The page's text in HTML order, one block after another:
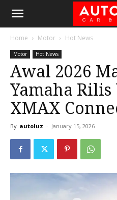
Home Motor Hot News
Motor Hot News
Awal 2026
Yamaha
XMAX
By autoluz - January 15, 2026